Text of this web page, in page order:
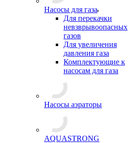
Насосы для газа
Для перекачки
невзврывоопасных
газов
Для увеличения
давления газа
Комплектующие к
насосам для газа
Насосы аэраторы
AQUASTRONG